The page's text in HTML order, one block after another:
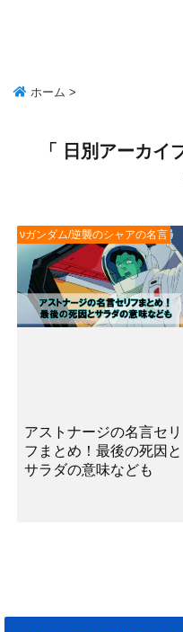
ホーム >
「 日別アーカイ
νガンダム/逆襲のシャアの名言
アストナージの名言セリ
フまとめ！最後の死因と
サラダの意味なども